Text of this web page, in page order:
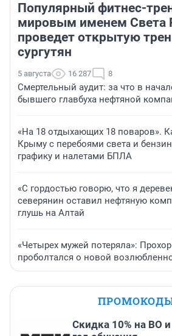
Популярный фитнес-
мировым именем Света
проведет открытую
сургутян
5 августа 16 287 8
Смертельный аудит: за что в
бывшего главбуха нефтяной
«На 18 отдыхающих 18 поваров».
Крыму с перебоями света и
графику и налетами БПЛА
«С гордостью говорю, что я
северянин оставил нефтяную
глушь на Алтай
«Четырех мужей потеряла»:
проболтался о новой
Скидка 10% на ВО